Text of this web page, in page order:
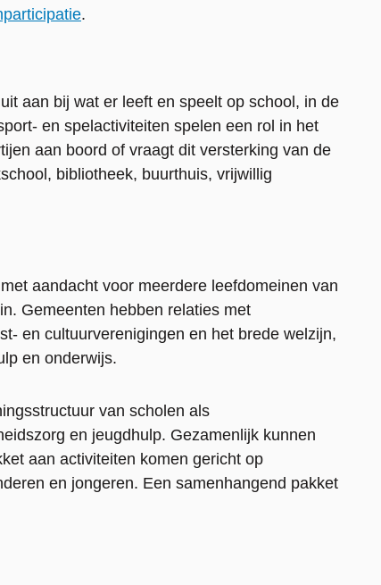
.
aan bij wat er leeft en speelt op school, in de
en spelactiviteiten spelen een rol in het
aan boord of vraagt dit versterking van de
bibliotheek, buurthuis, vrijwillig
aandacht voor meerdere leefdomeinen van
Gemeenten hebben relaties met
en cultuurverenigingen en het brede welzijn,
en onderwijs.
van scholen als
en jeugdhulp. Gezamenlijk kunnen
aan activiteiten komen gericht op
en jongeren. Een samenhangend pakket